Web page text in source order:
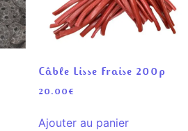
Câble Lisse Fraise 200p
20.00€
Ajouter au panier